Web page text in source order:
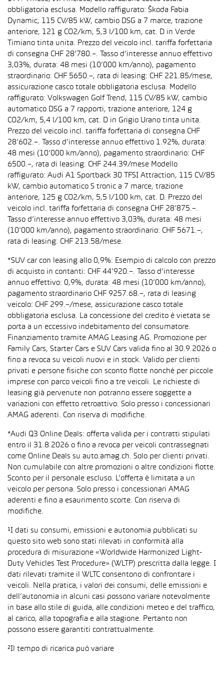
obbligatoria esclusa. Modello raffigurato: Škoda Fabia
Dynamic, 115 CV/85 kW, cambio DSG a 7 marce, trazione
anteriore, 121 g CO2/km, 5,3 l/100 km, cat. D in Verde
Timiano tinta unita. Prezzo del veicolo incl. tariffa forfettaria
di consegna CHF 28’780.–. Tasso d’interesse annuo effettivo
3,03%, durata: 48 mesi (10’000 km/anno), pagamento
straordinario: CHF 5650.–, rata di leasing: CHF 221.85/mese,
assicurazione casco totale obbligatoria esclusa. Modello
raffigurato: Volkswagen Golf Trend, 115 CV/85 kW, cambio
automatico DSG a 7 rapporti, trazione anteriore, 124 g
CO2/km, 5,4 l/100 km, cat. D in Grigio Urano tinta unita.
Prezzo del veicolo incl. tariffa forfettaria di consegna CHF
28’602.–. Tasso d’interesse annuo effettivo 1.92%, durata:
48 mesi (10’000 km/anno), pagamento straordinario: CHF
6500.–, rata di leasing: CHF 244.39/mese Modello
raffigurato: Audi A1 Sportback 30 TFSI Attraction, 115 CV/85
kW, cambio automatico S tronic a 7 marce, trazione
anteriore, 125 g CO2/km, 5,5 l/100 km, cat. D. Prezzo del
veicolo incl. tariffa forfettaria di consegna CHF 28’875.–.
Tasso d’interesse annuo effettivo 3,03%, durata: 48 mesi
(10’000 km/anno), pagamento straordinario: CHF 5671.–,
rata di leasing: CHF 213.58/mese.
*SUV car con leasing allo 0,9%: Esempio di calcolo con prezzo
di acquisto in contanti: CHF 44’920.–. Tasso d’interesse
annuo effettivo: 0,9%, durata: 48 mesi (10’000 km/anno),
pagamento straordinario CHF 9257.68.–, rata di leasing
veicolo: CHF 299.–/mese, assicurazione casco totale
obbligatoria esclusa. La concessione del credito è vietata se
porta a un eccessivo indebitamento del consumatore.
Finanziamento tramite AMAG Leasing AG. Promozione per
Family Cars, Starter Cars e SUV Cars valida fino al 30.9.2026 o
fino a revoca su veicoli nuovi e in stock. Valido per clienti
privati e persone fisiche con sconto flotte nonché per piccole
imprese con parco veicoli fino a tre veicoli. Le richieste di
leasing già pervenute non potranno essere soggette a
variazioni con effetto retroattivo. Solo presso i concessionari
AMAG aderenti. Con riserva di modifiche.
*Audi Q3 Online Deals: offerta valida per i contratti stipulati
entro il 31.8.2026 o fino a revoca per veicoli contrassegnati
come Online Deals su auto.amag.ch. Solo per clienti privati.
Non cumulabile con altre promozioni o altre condizioni flotte.
Sconto per il personale escluso. L’offerta è limitata a un
veicolo per persona. Solo presso i concessionari AMAG
aderenti e fino a esaurimento scorte. Con riserva di
modifiche.
¹I dati su consumi, emissioni e autonomia pubblicati su
questo sito web sono stati rilevati in conformità alla
procedura di misurazione «Worldwide Harmonized Light-
Duty Vehicles Test Procedure» (WLTP) prescritta dalla legge. I
dati rilevati tramite il WLTC consentono di confrontare i
veicoli. Nella pratica, i valori dei consumi, delle emissioni e
dell’autonomia in alcuni casi possono variare notevolmente
in base allo stile di guida, alle condizioni meteo e del traffico,
al carico, alla topografia e alla stagione. Pertanto non
possono essere garantiti contrattualmente.
²Il tempo di ricarica può variare